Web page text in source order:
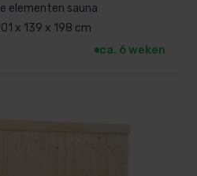
elementen sauna
x 139 x 198 cm
ca. 6 weken